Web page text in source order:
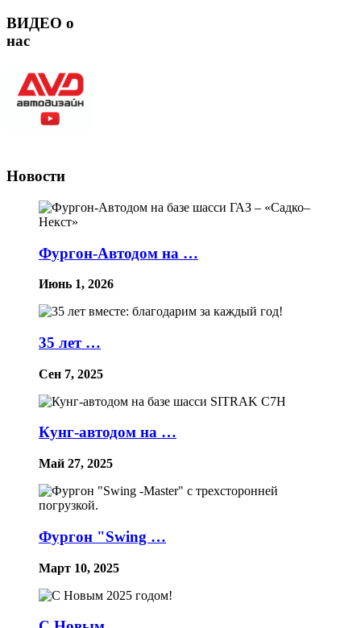
ВИДЕО о
нас
Новости
Фургон‑Автодом на …
Июнь 1, 2026
35 лет …
Сен 7, 2025
Кунг‑автодом на …
Май 27, 2025
Фургон "Swing …
Март 10, 2025